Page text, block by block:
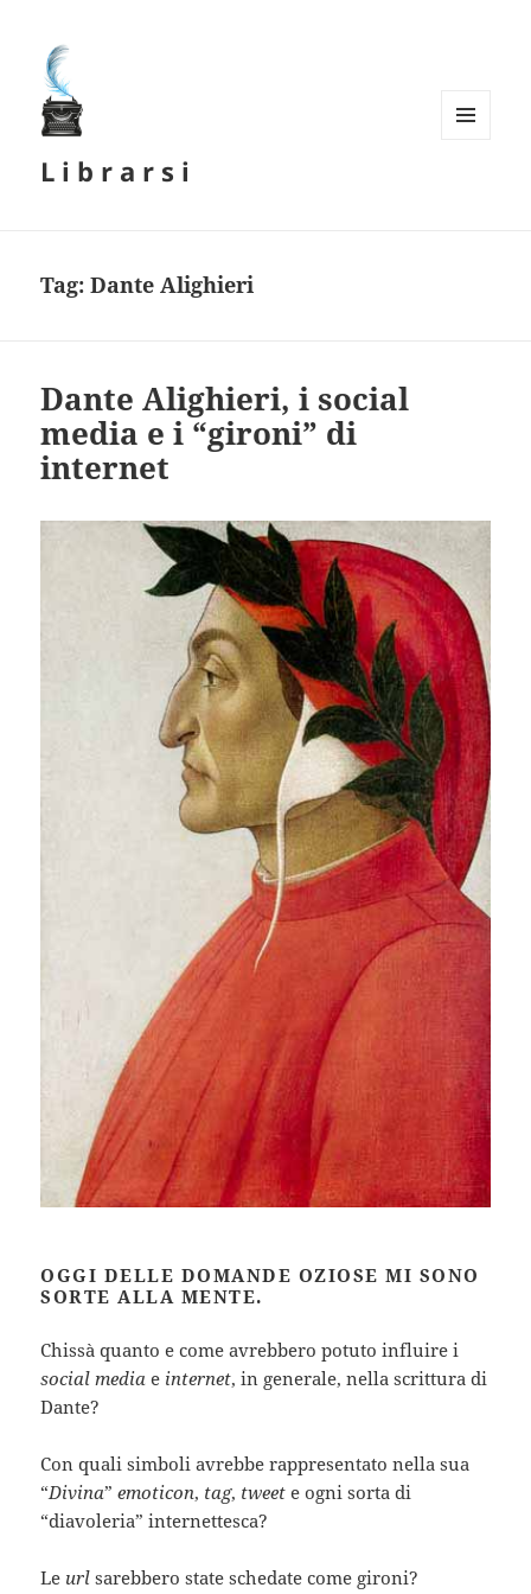
L i b r a r s i
Tag:Dante Alighieri
Dante Alighieri, i social
media e i “gironi” di
internet
OGGI DELLE DOMANDE OZIOSE MI SONO
SORTE ALLA MENTE.
Chissà quanto e come avrebbero potuto influire i
social media e internet, in generale, nella scrittura di
Dante?
Con quali simboli avrebbe rappresentato nella sua
“Divina”emoticon, tag, tweet e ogni sorta di
“diavoleria” internettesca?
Le url sarebbero state schedate come gironi?